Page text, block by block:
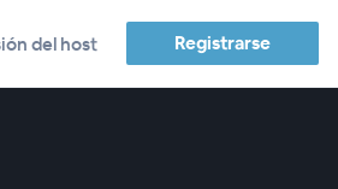
del host Registrarse